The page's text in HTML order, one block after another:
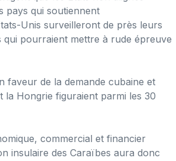
pays qui soutiennent
Unis surveilleront de près leurs
qui pourraient mettre à rude épreuve
faveur de la demande cubaine et
la Hongrie figuraient parmi les 30
commercial et financier
insulaire des Caraïbes aura donc